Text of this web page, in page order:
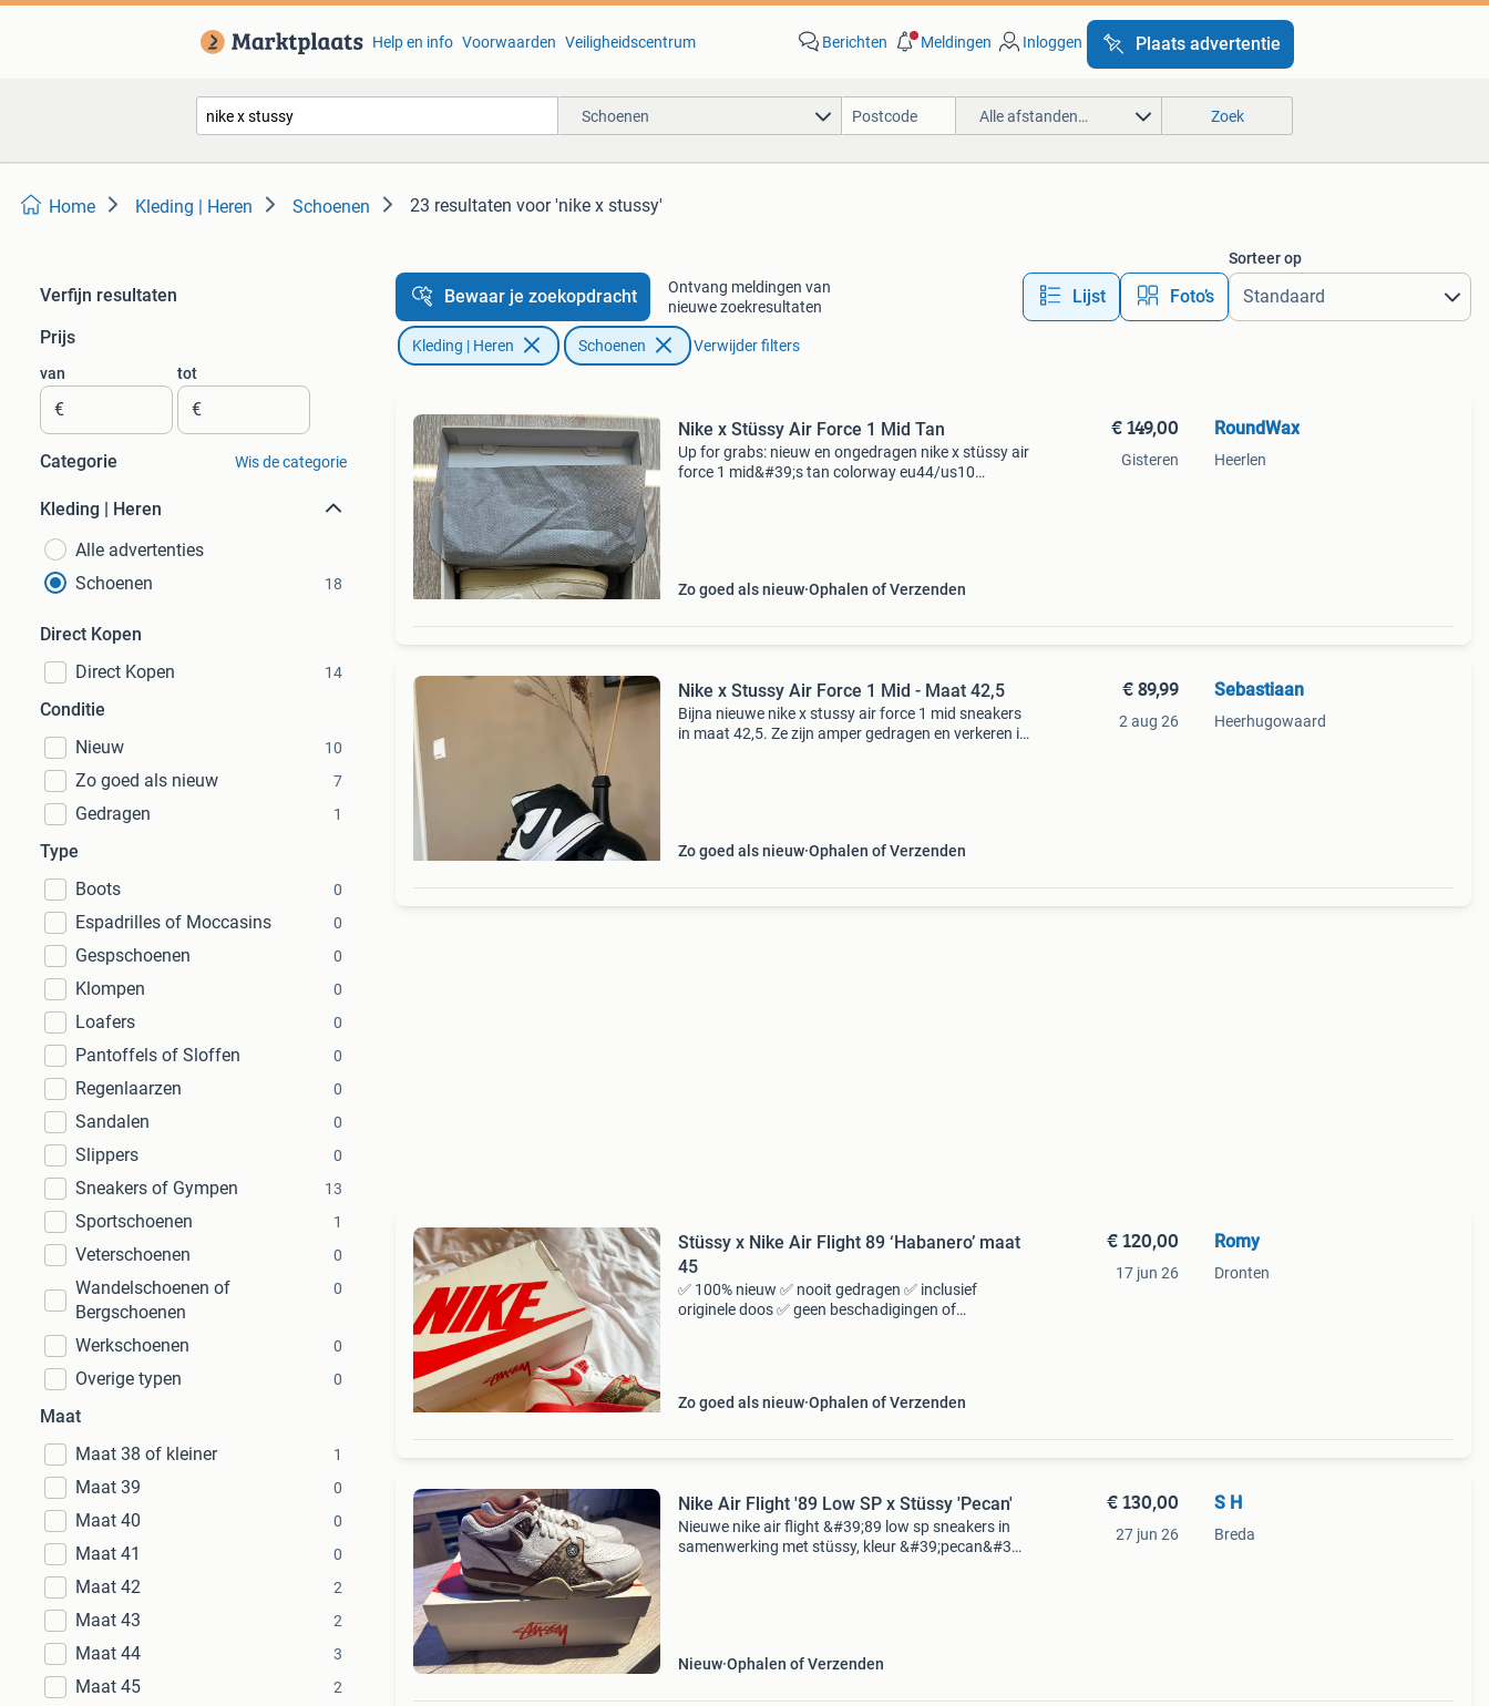
Help en info Voorwaarden Veiligheidscentrum Berichten Meldingen Inloggen Plaats advertentie
Schoenen Alle afstanden… Zoek
Home Kleding | Heren Schoenen 23 resultaten voor 'nike x stussy'
Verfijn resultaten
Prijs
van
€
tot
€
Categorie Wis de categorie
Kleding | Heren
Alle advertenties
Schoenen
18
Direct Kopen
Direct Kopen
14
Conditie
Nieuw
10
Zo goed als nieuw 7
Gedragen 1
Type
Boots
0
Espadrilles of Moccasins 0
Gespschoenen 0
Klompen 0
Loafers 0
Pantoffels of Sloffen 0
Regenlaarzen 0
Sandalen 0
Slippers 0
Sneakers of Gympen 13
Sportschoenen 1
Veterschoenen 0
Wandelschoenen of
Bergschoenen
0
Werkschoenen 0
Overige typen 0
Maat
Maat 38 of kleiner
1
Maat 39 0
Maat 40 0
Maat 41 0
Maat 42 2
Maat 43 2
Maat 44 3
Maat 45 2
Bewaar je zoekopdracht
Ontvang meldingen van
nieuwe zoekresultaten
Lijst Foto’s
Sorteer op
Kleding | Heren Schoenen Verwijder filters
Nike x Stüssy Air Force 1 Mid Tan
Up for grabs: nieuw en ongedragen nike x stüssy air
force 1 mid&#39;s tan colorway eu44/us10
Zo goed als nieuw Ophalen of Verzenden
€ 149,00
Gisteren
RoundWax
Heerlen
Nike x Stussy Air Force 1 Mid - Maat 42,5
Bijna nieuwe nike x stussy air force 1 mid sneakers
in maat 42,5. Ze zijn amper gedragen en verkeren in
Zo goed als nieuw Ophalen of Verzenden
€ 89,99
2 aug 26
Sebastiaan
Heerhugowaard
Stüssy x Nike Air Flight 89 ‘Habanero’ maat
45
✅ 100% nieuw ✅ nooit gedragen ✅ inclusief
originele doos ✅ geen beschadigingen of
Zo goed als nieuw Ophalen of Verzenden
€ 120,00
17 jun 26
Romy
Dronten
Nike Air Flight '89 Low SP x Stüssy 'Pecan'
Nieuwe nike air flight &#39;89 low sp sneakers in
samenwerking met stüssy, kleur &#39;pecan&#39;.
Nieuw Ophalen of Verzenden
€ 130,00
27 jun 26
S H
Breda